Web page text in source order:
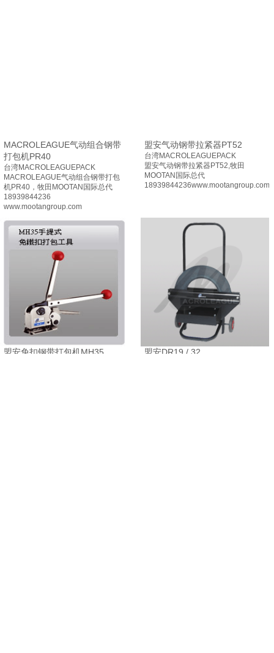
MACROLEAGUE气动组合钢带
打包机PR40
台湾MACROLEAGUEPACK
MACROLEAGUE气动组合钢带打包
机PR40，牧田MOOTAN国际总代
18939844236
www.mootangroup.com
盟安气动钢带拉紧器PT52
台湾MACROLEAGUEPACK
盟安气动钢带拉紧器PT52,牧田
MOOTAN国际总代
18939844236www.mootangroup.com
盟安免扣钢带打包机MH35 盟安DR19 / 32